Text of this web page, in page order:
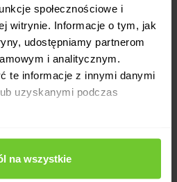
społecznościowe i
witrynie. Informacje o tym, jak
udostępniamy partnerom
i analitycznym.
te informacje z innymi danymi
uzyskanymi podczas
na wszystkie
kariera